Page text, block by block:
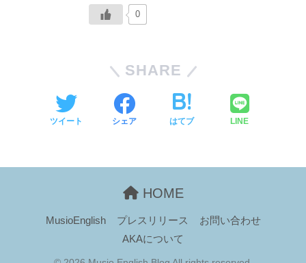
0
SHARE
ツイート シェア はてブ LINE
HOME
MusioEnglish プレスリリース
お問い合わせ
AKAについて